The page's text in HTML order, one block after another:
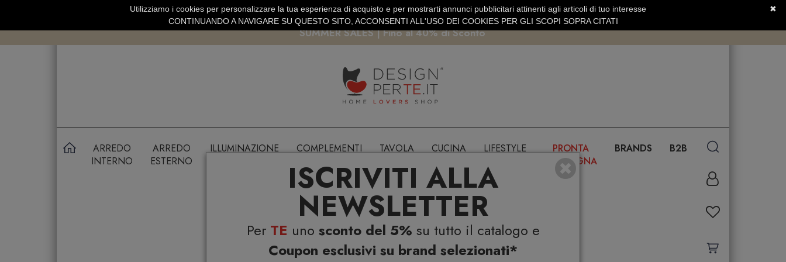
ISCRIVITI ALLA
NEWSLETTER
Per TE uno sconto del 5% su tutto il catalogo e
Coupon esclusivi su brand selezionati*
SPEDIZIONE GRATUITA SOPRA 99 EURO PAGAMENTO SICURO PAYPAL · CARTA DI CREDITO SERVIZIO CLIENTI +39.0773.470.562
SUMMER SALES | Fino al 40% di Sconto
ARREDO
INTERNO
ARREDO
ESTERNO
ILLUMINAZIONE COMPLEMENTI TAVOLA CUCINA LIFESTYLE
PRONTA
CONSEGNA
BRANDS B2B
✖
Utilizziamo i cookies per personalizzare la tua esperienza di acquisto e per mostrarti annunci pubblicitari attinenti agli articoli di tuo interesse
CONTINUANDO A NAVIGARE SU QUESTO SITO, ACCONSENTI ALL'USO DEI COOKIES PER GLI SCOPI SOPRA CITATI